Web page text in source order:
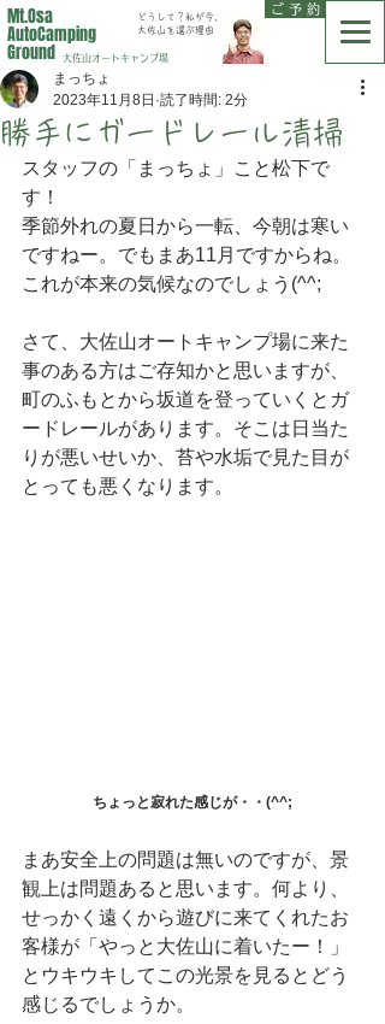
大佐山オートキャンプ場
ご 予 約
Mt.Osa
AutoCamping
Ground
どうして？私が今、
大佐山を選ぶ理由
勝手にガードレール清掃
まっちょ
2023年11月8日 読了時間: 2分
スタッフの「まっちょ」こと松下で
す！
季節外れの夏日から一転、今朝は寒い
ですねー。でもまあ11月ですからね。
これが本来の気候なのでしょう(^^;
さて、大佐山オートキャンプ場に来た
事のある方はご存知かと思いますが、
町のふもとから坂道を登っていくとガ
ードレールがあります。そこは日当た
りが悪いせいか、苔や水垢で見た目が
とっても悪くなります。
ちょっと寂れた感じが・・(^^;
まあ安全上の問題は無いのですが、景
観上は問題あると思います。何より、
せっかく遠くから遊びに来てくれたお
客様が「やっと大佐山に着いたー！」
とウキウキしてこの光景を見るとどう
感じるでしょうか。